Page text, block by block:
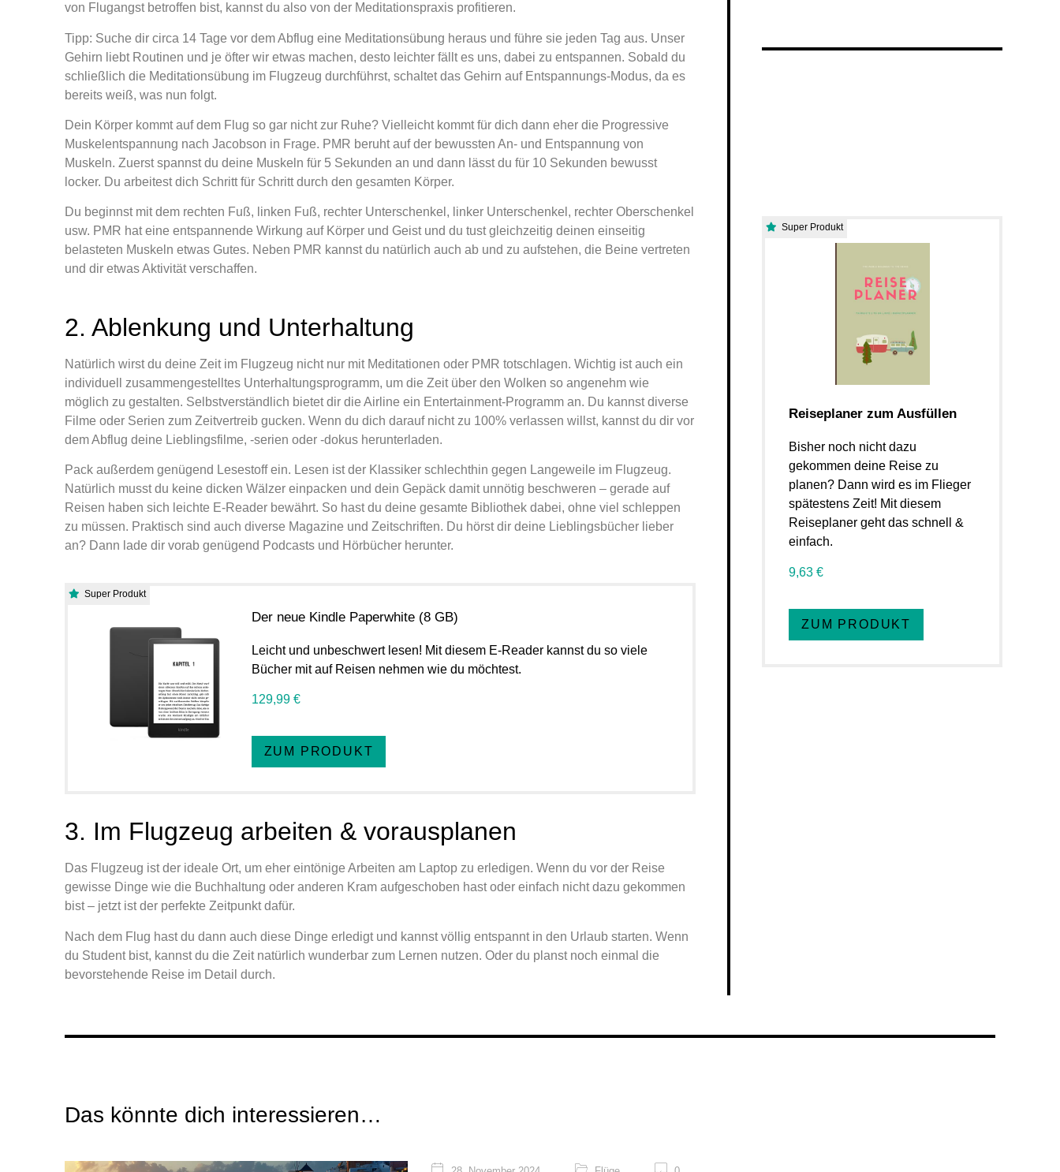
von Flugangst betroffen bist, kannst du also von der Meditationspraxis profitieren.
Tipp: Suche dir circa 14 Tage vor dem Abflug eine Meditationsübung heraus und führe sie jeden Tag aus. Unser
Gehirn liebt Routinen und je öfter wir etwas machen, desto leichter fällt es uns, dabei zu entspannen. Sobald du
schließlich die Meditationsübung im Flugzeug durchführst, schaltet das Gehirn auf Entspannungs-Modus, da es
bereits weiß, was nun folgt.
Dein Körper kommt auf dem Flug so gar nicht zur Ruhe? Vielleicht kommt für dich dann eher die Progressive
Muskelentspannung nach Jacobson in Frage. PMR beruht auf der bewussten An- und Entspannung von
Muskeln. Zuerst spannst du deine Muskeln für 5 Sekunden an und dann lässt du für 10 Sekunden bewusst
locker. Du arbeitest dich Schritt für Schritt durch den gesamten Körper.
Du beginnst mit dem rechten Fuß, linken Fuß, rechter Unterschenkel, linker Unterschenkel, rechter Oberschenkel
usw. PMR hat eine entspannende Wirkung auf Körper und Geist und du tust gleichzeitig deinen einseitig
belasteten Muskeln etwas Gutes. Neben PMR kannst du natürlich auch ab und zu aufstehen, die Beine vertreten
und dir etwas Aktivität verschaffen.
2. Ablenkung und Unterhaltung
Natürlich wirst du deine Zeit im Flugzeug nicht nur mit Meditationen oder PMR totschlagen. Wichtig ist auch ein
individuell zusammengestelltes Unterhaltungsprogramm, um die Zeit über den Wolken so angenehm wie
möglich zu gestalten. Selbstverständlich bietet dir die Airline ein Entertainment-Programm an. Du kannst diverse
Filme oder Serien zum Zeitvertreib gucken. Wenn du dich darauf nicht zu 100% verlassen willst, kannst du dir vor
dem Abflug deine Lieblingsfilme, -serien oder -dokus herunterladen.
Pack außerdem genügend Lesestoff ein. Lesen ist der Klassiker schlechthin gegen Langeweile im Flugzeug.
Natürlich musst du keine dicken Wälzer einpacken und dein Gepäck damit unnötig beschweren – gerade auf
Reisen haben sich leichte E-Reader bewährt. So hast du deine gesamte Bibliothek dabei, ohne viel schleppen
zu müssen. Praktisch sind auch diverse Magazine und Zeitschriften. Du hörst dir deine Lieblingsbücher lieber
an? Dann lade dir vorab genügend Podcasts und Hörbücher herunter.
Der neue Kindle Paperwhite (8 GB)
Leicht und unbeschwert lesen! Mit diesem E-Reader kannst du so viele
Bücher mit auf Reisen nehmen wie du möchtest.
129,99 €
ZUM PRODUKT
Super Produkt
3. Im Flugzeug arbeiten & vorausplanen
Das Flugzeug ist der ideale Ort, um eher eintönige Arbeiten am Laptop zu erledigen. Wenn du vor der Reise
gewisse Dinge wie die Buchhaltung oder anderen Kram aufgeschoben hast oder einfach nicht dazu gekommen
bist – jetzt ist der perfekte Zeitpunkt dafür.
Nach dem Flug hast du dann auch diese Dinge erledigt und kannst völlig entspannt in den Urlaub starten. Wenn
du Student bist, kannst du die Zeit natürlich wunderbar zum Lernen nutzen. Oder du planst noch einmal die
bevorstehende Reise im Detail durch.
Reiseplaner zum Ausfüllen
Bisher noch nicht dazu
gekommen deine Reise zu
planen? Dann wird es im Flieger
spätestens Zeit! Mit diesem
Reiseplaner geht das schnell &
einfach.
9,63 €
ZUM PRODUKT
Super Produkt
Das könnte dich interessieren…